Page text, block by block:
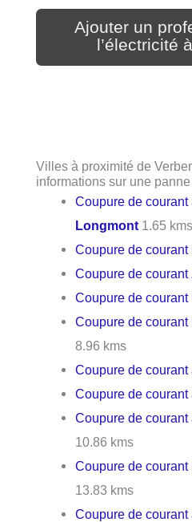
Ajouter un
l’électricité
Villes à proximité de
informations sur une
Coupure de courant
Longmont 1.65 kms
Coupure de courant
Coupure de courant
Coupure de courant
Coupure de courant
8.96 kms
Coupure de courant
Coupure de
Coupure de courant
10.86 kms
Coupure de courant
13.83 kms
Coupure de